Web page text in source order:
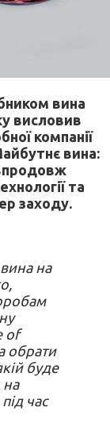
вина
висловив
компанії
вина:
та
заходу.
на
оf
обрати
буде
на
час